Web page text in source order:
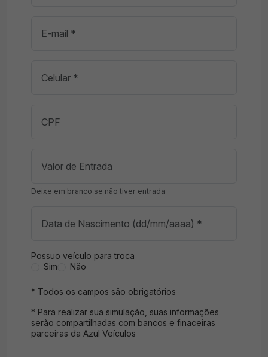
Deixe em branco se não tiver entrada
Possuo veículo para troca
Sim
Não
* Todos os campos são obrigatórios
* Para realizar sua simulação, suas informações
serão compartilhadas com bancos e finaceiras
parceiras da Azul Veículos